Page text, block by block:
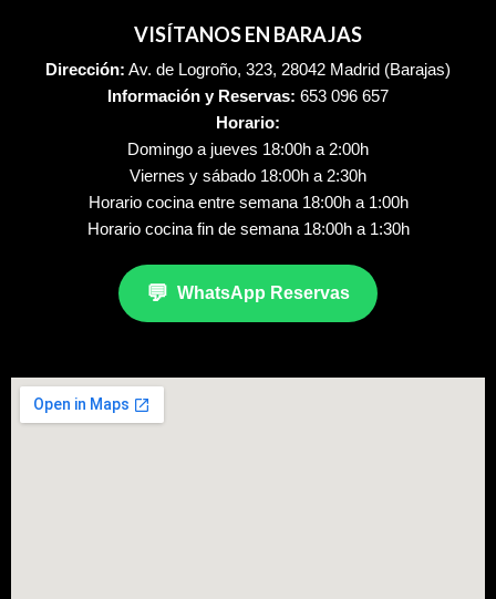
VISÍTANOS EN BARAJAS
Dirección: Av. de Logroño, 323, 28042 Madrid (Barajas)
Información y Reservas: 653 096 657
Horario:
Domingo a jueves 18:00h a 2:00h
Viernes y sábado 18:00h a 2:30h
Horario cocina entre semana 18:00h a 1:00h
Horario cocina fin de semana 18:00h a 1:30h
💬 WhatsApp Reservas